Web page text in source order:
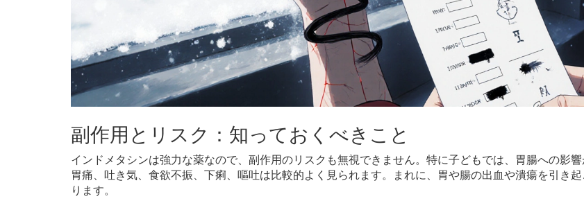
副作用とリスク：知っておくべきこと
インドメタシンは強力な薬なので、副作用のリスクも無視できません。特に子どもでは、胃腸への影響
胃痛、吐き気、食欲不振、下痢、嘔吐は比較的よく見られます。まれに、胃や腸の出血や潰瘍を引き
ります。